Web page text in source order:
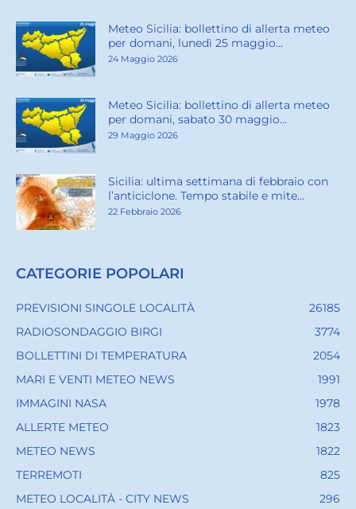
Meteo Sicilia: bollettino di allerta meteo
per domani, lunedì 25 maggio...
24 Maggio 2026
Meteo Sicilia: bollettino di allerta meteo
per domani, sabato 30 maggio...
29 Maggio 2026
Sicilia: ultima settimana di febbraio con
l’anticiclone. Tempo stabile e mite...
22 Febbraio 2026
CATEGORIE POPOLARI
PREVISIONI SINGOLE LOCALITÀ
26185
RADIOSONDAGGIO BIRGI
3774
BOLLETTINI DI TEMPERATURA
2054
MARI E VENTI METEO NEWS
1991
IMMAGINI NASA
1978
ALLERTE METEO
1823
METEO NEWS
1822
TERREMOTI
825
METEO LOCALITÀ - CITY NEWS
296